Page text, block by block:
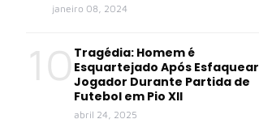
janeiro 08, 2024
10 Tragédia: Homem é
Esquartejado Após Esfaquear
Jogador Durante Partida de
Futebol em Pio XII
abril 24, 2025